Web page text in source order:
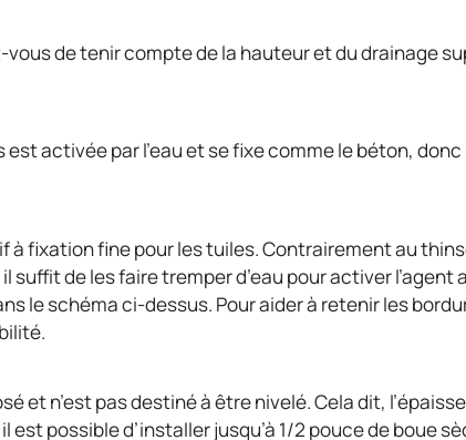
a
de tenir compte de la hauteur et du drainage
activée par l’eau et se fixe comme le béton, donc
à fixation fine pour les tuiles. Contrairement au
de les faire tremper d’eau pour activer l’agent
le schéma ci-dessus. Pour aider à retenir les
n’est pas destiné à être nivelé. Cela dit,
possible d’installer jusqu’à 1/2 pouce de boue